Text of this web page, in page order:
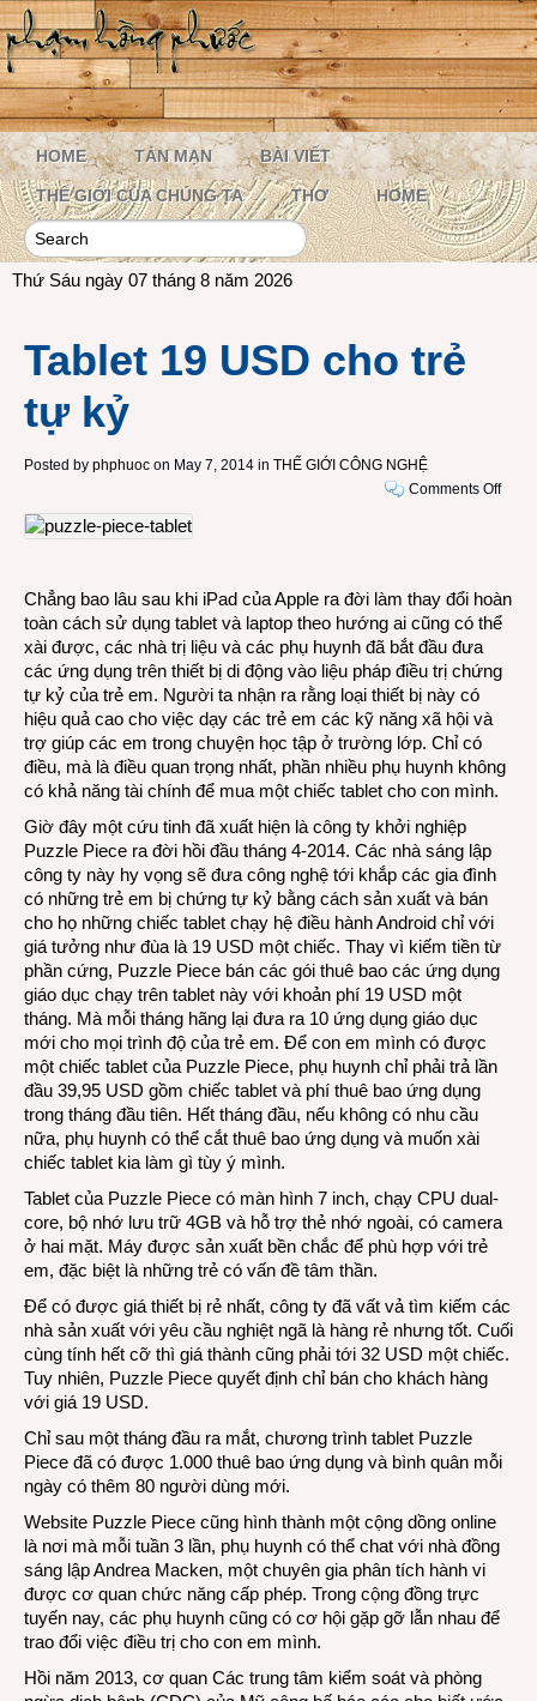
HOME TẢN MẠN BÀI VIẾT
THẾ GIỚI CỦA CHÚNG TA THƠ HOME
Thứ Sáu ngày 07 tháng 8 năm 2026
Tablet 19 USD cho trẻ
tự kỷ
Posted by phphuoc on May 7, 2014 in THẾ GIỚI CÔNG NGHỆ
Comments Offon
trẻ
tự
Chẳng bao lâu sau khi iPad của Apple ra đời làm thay đổi hoàn
toàn cách sử dụng tablet và laptop theo hướng ai cũng có thể
xài được, các nhà trị liệu và các phụ huynh đã bắt đầu đưa
các ứng dụng trên thiết bị di động vào liệu pháp điều trị chứng
tự kỷ của trẻ em. Người ta nhận ra rằng loại thiết bị này có
hiệu quả cao cho việc dạy các trẻ em các kỹ năng xã hội và
trợ giúp các em trong chuyện học tập ở trường lớp. Chỉ có
điều, mà là điều quan trọng nhất, phần nhiều phụ huynh không
có khả năng tài chính để mua một chiếc tablet cho con mình.
Giờ đây một cứu tinh đã xuất hiện là công ty khởi nghiệp
Puzzle Piece ra đời hồi đầu tháng 4-2014. Các nhà sáng lập
công ty này hy vọng sẽ đưa công nghệ tới khắp các gia đình
có những trẻ em bị chứng tự kỷ bằng cách sản xuất và bán
cho họ những chiếc tablet chạy hệ điều hành Android chỉ với
giá tưởng như đùa là 19 USD một chiếc. Thay vì kiếm tiền từ
phần cứng, Puzzle Piece bán các gói thuê bao các ứng dụng
giáo dục chạy trên tablet này với khoản phí 19 USD một
tháng. Mà mỗi tháng hãng lại đưa ra 10 ứng dụng giáo dục
mới cho mọi trình độ của trẻ em. Để con em mình có được
một chiếc tablet của Puzzle Piece, phụ huynh chỉ phải trả lần
đầu 39,95 USD gồm chiếc tablet và phí thuê bao ứng dụng
trong tháng đầu tiên. Hết tháng đầu, nếu không có nhu cầu
nữa, phụ huynh có thể cắt thuê bao ứng dụng và muốn xài
chiếc tablet kia làm gì tùy ý mình.
Tablet của Puzzle Piece có màn hình 7 inch, chạy CPU dual-
core, bộ nhớ lưu trữ 4GB và hỗ trợ thẻ nhớ ngoài, có camera
ở hai mặt. Máy được sản xuất bền chắc để phù hợp với trẻ
em, đặc biệt là những trẻ có vấn đề tâm thần.
Để có được giá thiết bị rẻ nhất, công ty đã vất vả tìm kiếm các
nhà sản xuất với yêu cầu nghiệt ngã là hàng rẻ nhưng tốt. Cuối
cùng tính hết cỡ thì giá thành cũng phải tới 32 USD một chiếc.
Tuy nhiên, Puzzle Piece quyết định chỉ bán cho khách hàng
với giá 19 USD.
Chỉ sau một tháng đầu ra mắt, chương trình tablet Puzzle
Piece đã có được 1.000 thuê bao ứng dụng và bình quân mỗi
ngày có thêm 80 người dùng mới.
Website Puzzle Piece cũng hình thành một cộng dồng online
là nơi mà mỗi tuần 3 lần, phụ huynh có thể chat với nhà đồng
sáng lập Andrea Macken, một chuyên gia phân tích hành vi
được cơ quan chức năng cấp phép. Trong cộng đồng trực
tuyến nay, các phụ huynh cũng có cơ hội gặp gỡ lẫn nhau để
trao đổi việc điều trị cho con em mình.
Hồi năm 2013, cơ quan Các trung tâm kiểm soát và phòng